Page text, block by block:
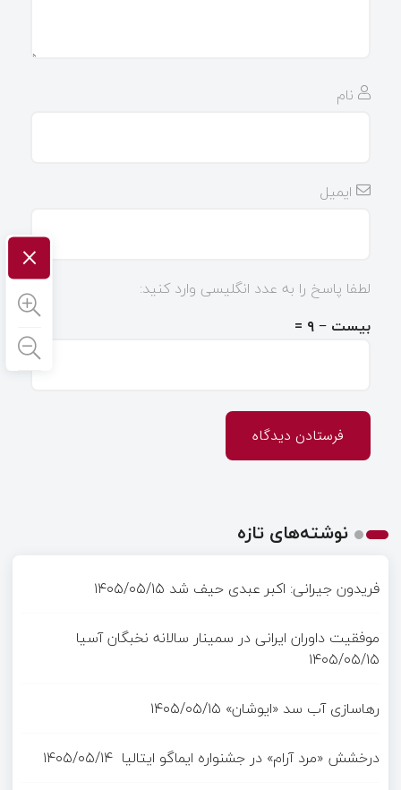
نام
ایمیل
لطفا پاسخ را به عدد انگلیسی وارد کنید:
بیست − ۹ =
نوشته‌های تازه
فریدون جیرانی: اکبر عبدی حیف شد ۱۴۰۵/۰۵/۱۵
موفقیت داوران ایرانی در سمینار سالانه نخبگان آسیا
۱۴۰۵/۰۵/۱۵
رهاسازی آب سد «ایوشان» ۱۴۰۵/۰۵/۱۵
درخشش «مرد آرام» در جشنواره ایماگو ایتالیا ۱۴۰۵/۰۵/۱۴
×